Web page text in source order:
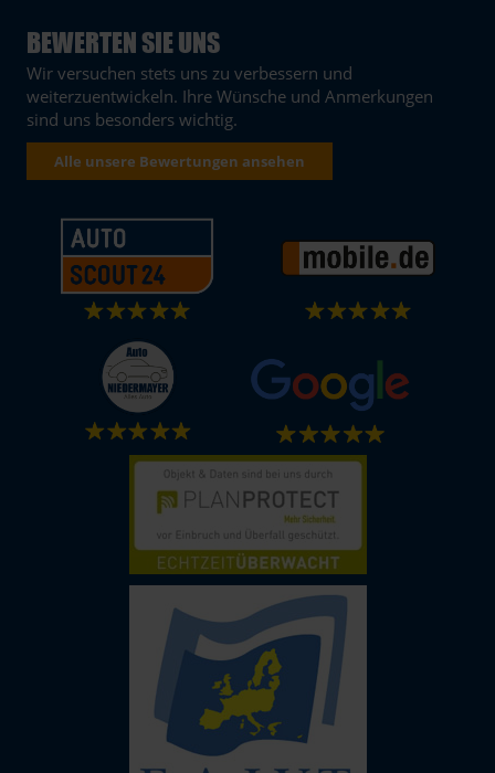
BEWERTEN SIE UNS
Wir versuchen stets uns zu verbessern und
weiterzuentwickeln. Ihre Wünsche und Anmerkungen
sind uns besonders wichtig.
Alle unsere Bewertungen ansehen